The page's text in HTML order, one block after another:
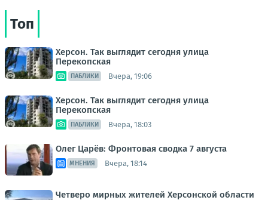
Топ
Херсон. Так выглядит сегодня улица
Перекопская
ПАБЛИКИ Вчера, 19:06
Херсон. Так выглядит сегодня улица
Перекопская
ПАБЛИКИ Вчера, 18:03
Олег Царёв: Фронтовая сводка 7 августа
МНЕНИЯ Вчера, 18:14
Четверо мирных жителей Херсонской области